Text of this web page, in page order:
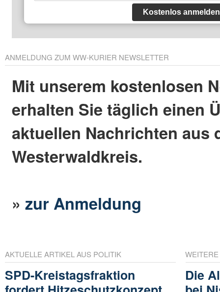
Kostenlos anmelden
ANMELDUNG ZUM WW-KURIER NEWSLETTER
Mit unserem kostenlosen
erhalten Sie täglich einen
aktuellen Nachrichten aus
Westerwaldkreis.
»zur Anmeldung
AKTUELLE ARTIKEL AUS POLITIK
SPD-Kreistagsfraktion
Die